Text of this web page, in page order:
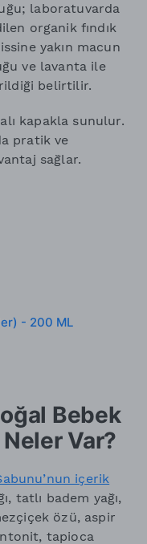
laboratuvarda
organik fındık
yakın macun
ve lavanta ile
belirtilir.
kapakla sunulur.
pratik ve
sağlar.
- 200 ML
Bebek
Var?
içerik
tatlı badem yağı,
özü, aspir
tapioca